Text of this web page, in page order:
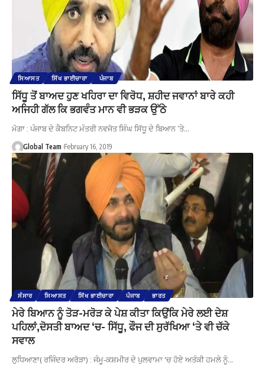
ਸਿਆਸਤ ਸਿੱਖ ਭਾਈਚਾਰਾ ਪੰਜਾਬ
ਸਿੱਧੂ ਤੋਂ ਬਾਅਦ ਹੁਣ ਖਹਿਰਾ ਦਾ ਵਿਰੋਧ, ਸ਼ਹੀਦ ਜਵਾਨਾਂ ਬਾਰੇ ਕਹੀ
ਅਜਿਹੀ ਗੱਲ ਕਿ ਭਗਵੰਤ ਮਾਨ ਵੀ ਭੜਕ ਉੱਠੇ
ਮੋਗਾ : ਪੰਜਾਬ ਦੇ ਕੈਬਨਿਟ ਮੰਤਰੀ ਨਵਜੋਤ ਸਿੰਘ ਸਿੱਧੂ ਦੇ ਬਿਆਨ ‘ਤੇ…
Global Team February 16, 2019
ਸੰਸਾਰ ਸਿਆਸਤ ਸਿੱਖ ਭਾਈਚਾਰਾ ਪੰਜਾਬ ਭਾਰਤ
ਮੇਰੇ ਬਿਆਨ ਨੂੰ ਤੋੜ-ਮਰੋੜ ਕੇ ਪੇਸ਼ ਕੀਤਾ ਕਿਉਂਕਿ ਮੇਰੇ ਲਈ ਦੇਸ਼
ਪਹਿਲਾਂ,ਦੋਸਤੀ ਬਾਅਦ ‘ਚ- ਸਿੱਧੂ, ਫੌਜ ਦੀ ਸੁਰੱਖਿਆ ‘ਤੇ ਵੀ ਚੱਕੇ
ਸਵਾਲ
ਲੁਧਿਆਣਾ( ਰਜਿੰਦਰ ਅਰੋੜਾ) : ਜੰਮੂ-ਕਸ਼ਮੀਰ ਦੇ ਪੁਲਵਾਮਾ 'ਚ ਹੋਏ ਅਤੰਕੀ ਹਮਲੇ ਨੂੰ…